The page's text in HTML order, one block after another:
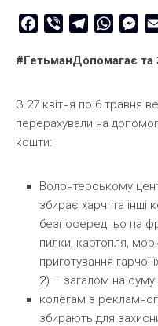
Facebook
Viber Telegram
#ГетьманДопомагає та
З 27 квітня по 6 травня
перерахували на
кошти:
Волонтерському
збирає харчі та інші
безпосередньо на
пилки, картопля,
приготування гарчої
2) – загалом на суму
колегам з
збирають для